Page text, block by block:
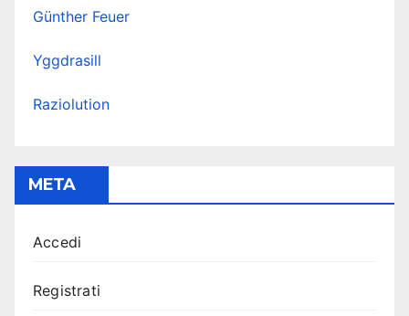
Günther Feuer
Yggdrasill
Raziolution
META
Accedi
Registrati